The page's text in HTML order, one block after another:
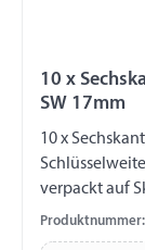
10 x
SW 17mm
10 x Sechskant-
verpackt auf
Produktnummer: